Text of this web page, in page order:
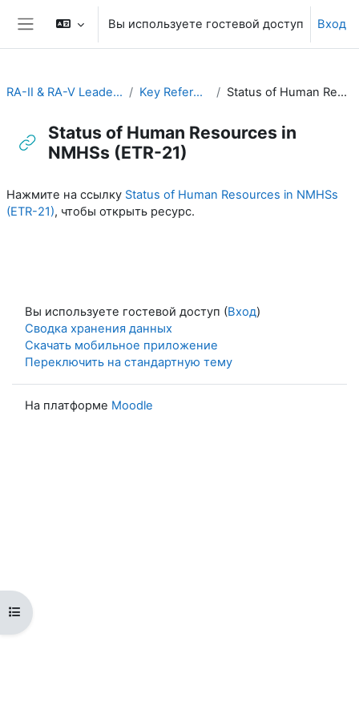
Перейти к основному содержанию
Боковая панель
Вы используете гостевой доступ Вход
Открыть оглавление курса
RA-II & RA-V Leadership and Management Key Reference Publications Status of Human Resources in NMHSs (ETR-21)
Status of Human Resources in
NMHSs (ETR-21)
Нажмите на ссылку Status of Human Resources in NMHSs
(ETR-21), чтобы открыть ресурс.
Вы используете гостевой доступ (Вход)
Сводка хранения данных
Скачать мобильное приложение
Переключить на стандартную тему
На платформе Moodle